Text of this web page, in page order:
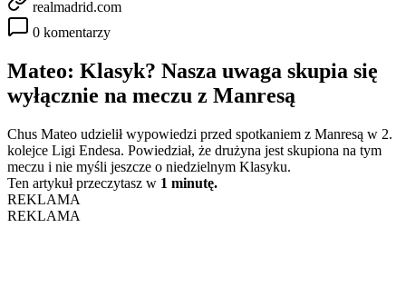
realmadrid.com
0 komentarzy
Mateo: Klasyk? Nasza uwaga skupia się
wyłącznie na meczu z Manresą
Chus Mateo udzielił wypowiedzi przed spotkaniem z Manresą w 2.
kolejce Ligi Endesa. Powiedział, że drużyna jest skupiona na tym
meczu i nie myśli jeszcze o niedzielnym Klasyku.
Ten artykuł przeczytasz w 1 minutę.
REKLAMA
REKLAMA